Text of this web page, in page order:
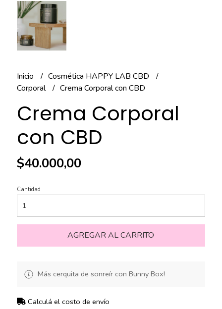
Inicio
Cosmética HAPPY LAB CBD
Corporal
Crema Corporal con CBD
Crema Corporal
con CBD
$40.000,00
Cantidad
AGREGAR AL CARRITO
Más cerquita de sonreír con Bunny Box!
Calculá el costo de envío